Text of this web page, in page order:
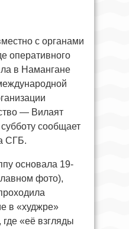
с органами
оперативного
в Намангане
— Вилаят
сообщает
СГБ.
основала 19-
фото),
в «худжре»
«её взгляды